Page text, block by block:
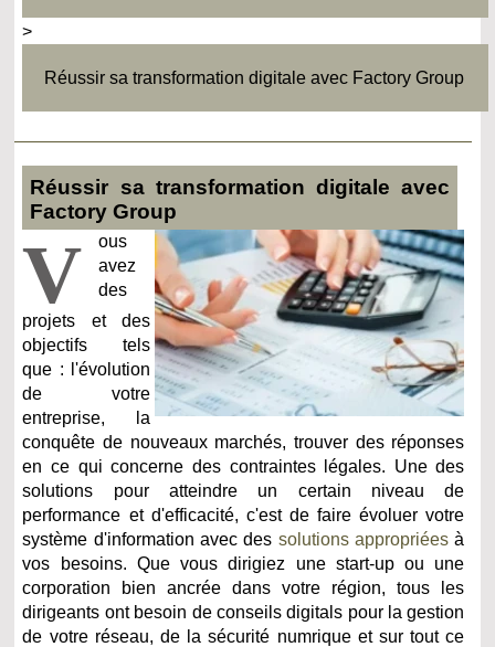
>
Réussir sa transformation digitale avec Factory Group
Réussir sa transformation digitale avec
Factory Group
V
ous
avez
des
projets et des
objectifs tels
que : l'évolution
de votre
entreprise, la
conquête de nouveaux marchés, trouver des réponses
en ce qui concerne des contraintes légales. Une des
solutions pour atteindre un certain niveau de
performance et d'efficacité, c'est de faire évoluer votre
système d'information avec des solutions appropriées à
vos besoins. Que vous dirigiez une start-up ou une
corporation bien ancrée dans votre région, tous les
dirigeants ont besoin de conseils digitals pour la gestion
de votre réseau, de la sécurité numrique et sur tout ce